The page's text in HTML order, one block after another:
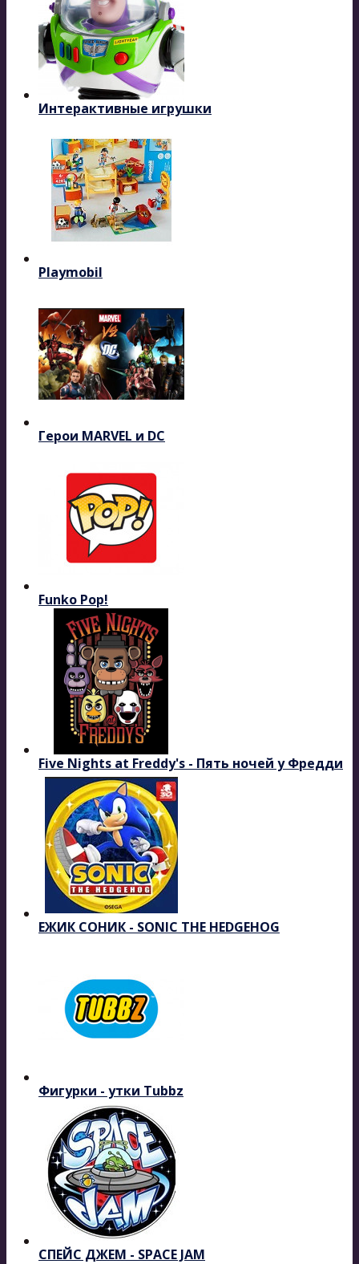
Интерактивные игрушки
Playmobil
Герои MARVEL и DC
Funko Pop!
Five Nights at Freddy's - Пять ночей у Фредди
ЕЖИК СОНИК - SONIC THE HEDGEHOG
Фигурки - утки Tubbz
СПЕЙС ДЖЕМ - SPACE JAM